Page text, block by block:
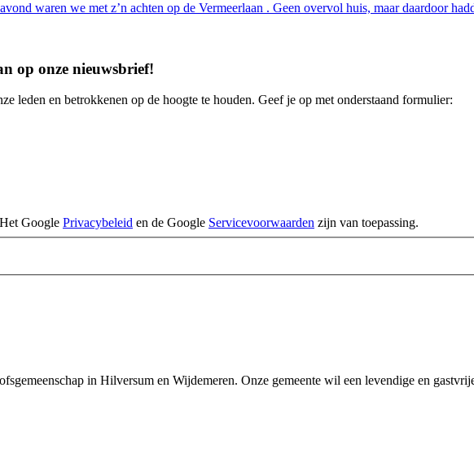
waren we met z’n achten op de Vermeerlaan . Geen overvol huis, maar daardoor
op onze nieuwsbrief!
leden en betrokkenen op de hoogte te houden. Geef je op met onderstaand formulier:
Google Privacybeleid en de Google Servicevoorwaarden zijn van toepassing.
in Hilversum en Wijdemeren. Onze gemeente wil een levendige en